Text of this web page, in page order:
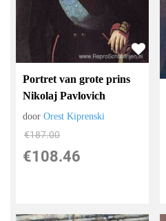
Portret van grote prins
Nikolaj Pavlovich
doorOrest Kiprenski
€187.00
€108.46